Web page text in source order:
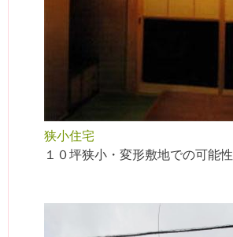
狭小住宅
１０坪狭小・変形敷地での可能性